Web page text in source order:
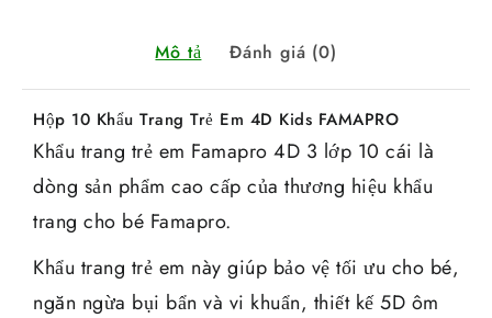
Mô tả Đánh giá (0)
Hộp 10 Khẩu Trang Trẻ Em 4D Kids FAMAPRO
Khẩu trang trẻ em Famapro 4D 3 lớp 10 cái là
dòng sản phẩm cao cấp của thương hiệu khẩu
trang cho bé Famapro.
Khẩu trang trẻ em này giúp bảo vệ tối ưu cho bé,
ngăn ngừa bụi bẩn và vi khuẩn, thiết kế 5D ôm